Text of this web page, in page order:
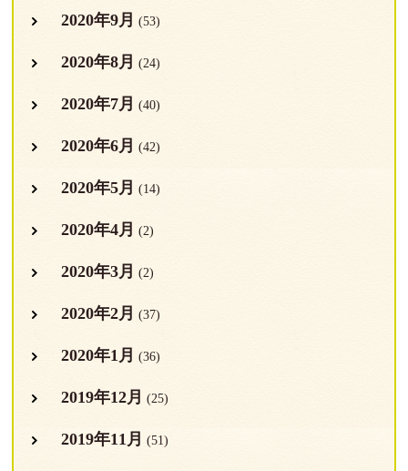
2020年9月 (53)
2020年8月 (24)
2020年7月 (40)
2020年6月 (42)
2020年5月 (14)
2020年4月 (2)
2020年3月 (2)
2020年2月 (37)
2020年1月 (36)
2019年12月 (25)
2019年11月 (51)